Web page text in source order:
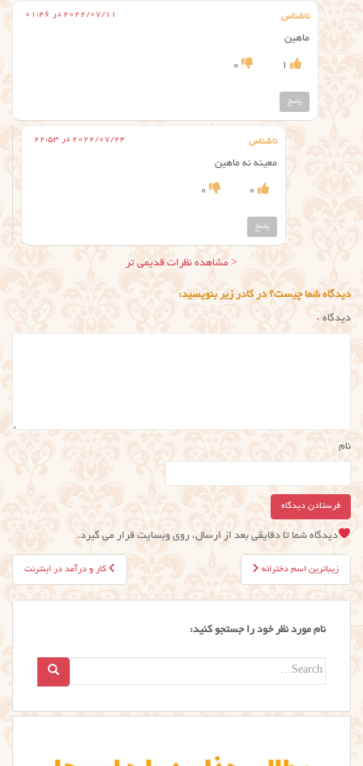
ناشناس 2022/07/11 در 01:46
ماهین
1
0
پاسخ
ناشناس 2022/07/24 در 22:53
معینه نه ماهین
0
0
پاسخ
ناوبری
نظر
< مشاهده نظرات قدیمی تر
دیدگاه شما چیست؟ در کادر زیر بنویسید:
دیدگاه*
نام
دیدگاه شما تا دقایقی بعد از ارسال، روی وبسایت قرار می گیرد.
راهبری
نوشته
کار و درآمد در اینترنت زیباترین اسم دخترانه
نام مورد نظر خود را جستجو کنید:
Search